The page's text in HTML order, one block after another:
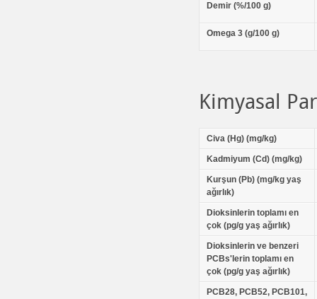
Demir (%/100 g)
Omega 3 (g/100 g)
Kimyasal
Civa (Hg) (mg/kg)
Kadmiyum (Cd) (mg/kg)
Kurşun (Pb) (mg/kg yaş
ağırlık)
Dioksinlerin toplamı en
çok (pg/g yaş ağırlık)
Dioksinlerin ve benzeri
PCBs'lerin toplamı en
çok (pg/g yaş ağırlık)
PCB28, PCB52, PCB101,